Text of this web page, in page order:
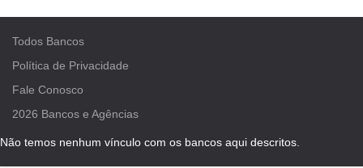
Todos Bancos
Política de Privacidade
Fale Conosco
2026 Bancos e Agências
Não temos nenhum vínculo com os bancos aqui descritos.